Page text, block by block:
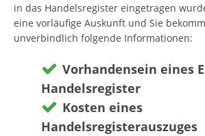
in das Handelsregister eingetragen
eine vorläufige Auskunft und Sie
unverbindlich folgende Informationen:
Vorhandensein eines
Handelsregister
Kosten eines
Handelsregisterauszuges